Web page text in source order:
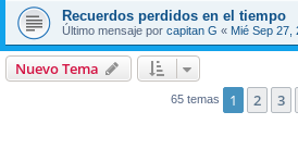
Recuerdos perdidos en el tiempo
Último mensaje por capitan G « Mié Sep 27,
Nuevo Tema
65 temas 1 2 3